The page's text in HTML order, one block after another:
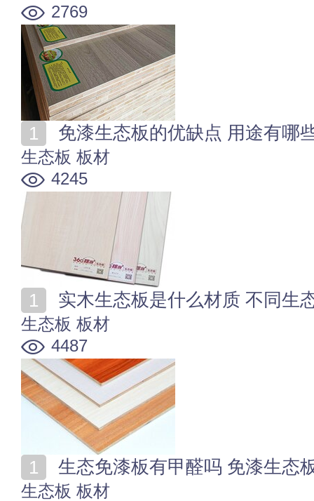
2769
免漆生态板的优缺点 用途有哪
生态板 板材
4245
实木生态板是什么材质 不同生
生态板 板材
4487
生态免漆板有甲醛吗 免漆生态
生态板 板材